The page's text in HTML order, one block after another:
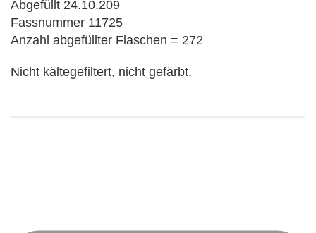
Abgefüllt 24.10.209
Fassnummer 11725
Anzahl abgefüllter Flaschen = 272
Nicht kältegefiltert, nicht gefärbt.